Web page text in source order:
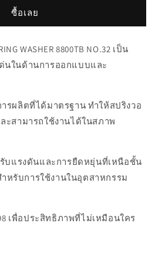
ซื้อเลย
WASHER 8800TB NO.32 เป็น
ในด้านการออกแบบและ
รผลิตที่ได้มาตรฐาน ทำให้สปริงวอ
สามารถใช้งานได้ในสภาพ
บแรงดันและการยืดหยุ่นที่เหนือชั้น
รับการใช้งานในอุตสาหกรรม
เพื่อประสิทธิภาพที่ไม่เหมือนใคร